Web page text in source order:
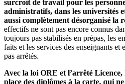
surcroît de travail pour les
administratifs, dans les universités
aussi complètement désorganisé la
effectifs ne sont pas encore connus
toujours pas stabilisés en prépas, les
faits et les services des enseignants et
pas arrêtés.
Avec la loi ORE et l’arrêté
place des diplômes à la carte, qui